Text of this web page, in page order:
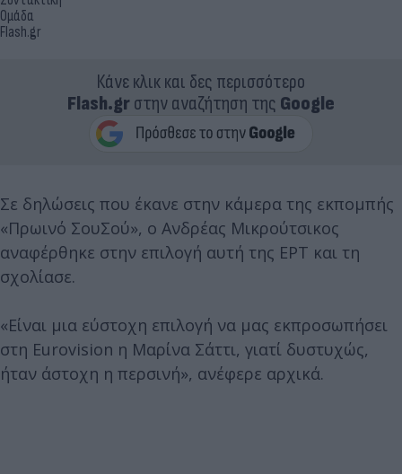
Ομάδα
Flash.gr
Κάνε κλικ και δες περισσότερο
Flash.grστην αναζήτηση της Google
Σε δηλώσεις που έκανε στην κάμερα της εκπομπής
«Πρωινό ΣουΣού», ο Ανδρέας Μικρούτσικος
αναφέρθηκε στην επιλογή αυτή της ΕΡΤ και τη
σχολίασε.
«Είναι μια εύστοχη επιλογή να μας εκπροσωπήσει
στη Eurovision η Μαρίνα Σάττι, γιατί δυστυχώς,
ήταν άστοχη η περσινή», ανέφερε αρχικά.